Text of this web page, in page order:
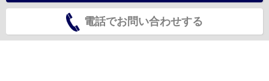
電話でお問い合わせする